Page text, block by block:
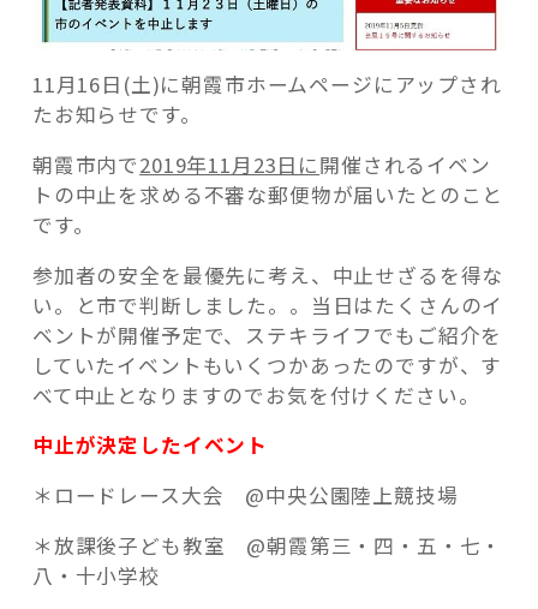
11月16日(土)に朝霞市ホームページにアップされ
たお知らせです。
朝霞市内で2019年11月23日に開催されるイベン
トの中止を求める不審な郵便物が届いたとのこと
です。
参加者の安全を最優先に考え、中止せざるを得な
い。と市で判断しました。。当日はたくさんのイ
ベントが開催予定で、ステキライフでもご紹介を
していたイベントもいくつかあったのですが、す
べて中止となりますのでお気を付けください。
中止が決定したイベント
＊ロードレース大会 @中央公園陸上競技場
＊放課後子ども教室 @朝霞第三・四・五・七・
八・十小学校